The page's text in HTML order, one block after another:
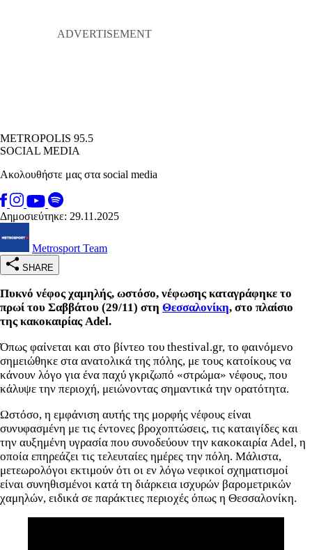
METROPOLIS 95.5
SOCIAL MEDIA
Ακολουθήστε μας στα social media
Δημοσιεύτηκε: 29.11.2025
Metrosport Team
SHARE
Πυκνό νέφος χαμηλής, ωστόσο, νέφωσης καταγράφηκε το
πρωί του Σαββάτου (29/11) στη Θεσσαλονίκη, στο πλαίσιο
της κακοκαιρίας Adel.
Όπως φαίνεται και στο βίντεο του thestival.gr, το φαινόμενο
σημειώθηκε στα ανατολικά της πόλης, με τους κατοίκους να
κάνουν λόγο για ένα παχύ γκριζωπό «στρώμα» νέφους, που
κάλυψε την περιοχή, μειώνοντας σημαντικά την ορατότητα.
Ωστόσο, η εμφάνιση αυτής της μορφής νέφους είναι
συνυφασμένη με τις έντονες βροχοπτώσεις, τις καταιγίδες και
την αυξημένη υγρασία που συνοδεύουν την κακοκαιρία Adel, η
οποία επηρεάζει τις τελευταίες ημέρες την πόλη. Μάλιστα,
μετεωρολόγοι εκτιμούν ότι οι εν λόγω νεφικοί σχηματισμοί
είναι συνηθισμένοι κατά τη διάρκεια ισχυρών βαρομετρικών
χαμηλών, ειδικά σε παράκτιες περιοχές όπως η Θεσσαλονίκη.